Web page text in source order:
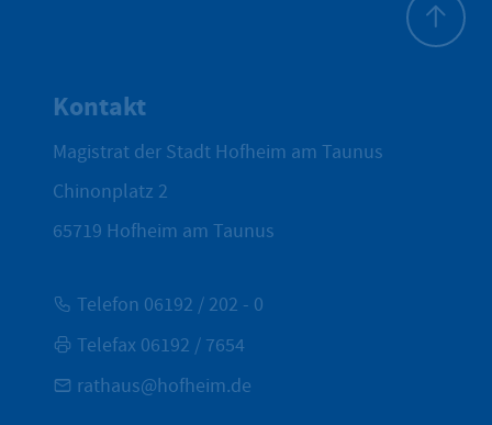
Kontakt
Magistrat der Stadt Hofheim am Taunus
Chinonplatz 2
65719 Hofheim am Taunus
Telefon 06192 / 202 - 0
Telefax 06192 / 7654
rathaus@hofheim.de